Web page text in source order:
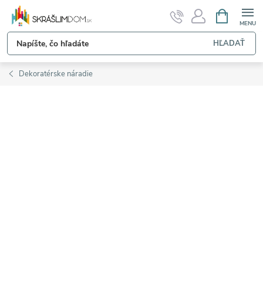
Prejsť
obsah
HĽADAŤ
KOŠÍK
Dekoratérske náradie